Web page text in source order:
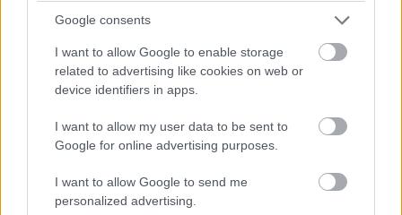
Google consents
I want to allow Google to enable storage
related to advertising like cookies on web or
device identifiers in apps.
I want to allow my user data to be sent to
Google for online advertising purposes.
I want to allow Google to send me
personalized advertising.
hangfelvételekből a projekthez, illetve magunk is
digitalizálhatunk, ehhez nem kell más alkalmazást
Beolvasás és digitalizálás